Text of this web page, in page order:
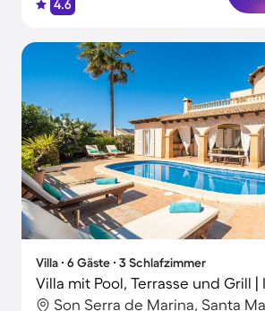
4.6
Villa ∙ 6 Gäste ∙ 3 Schlafzimmer